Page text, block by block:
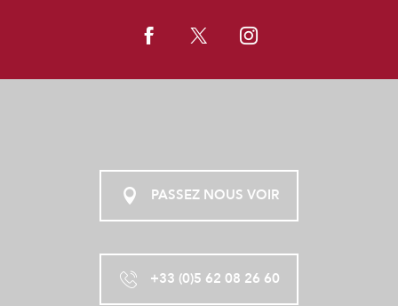
PASSEZ NOUS VOIR
+33 (0)5 62 08 26 60